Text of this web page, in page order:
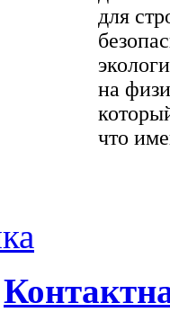
для
на
что